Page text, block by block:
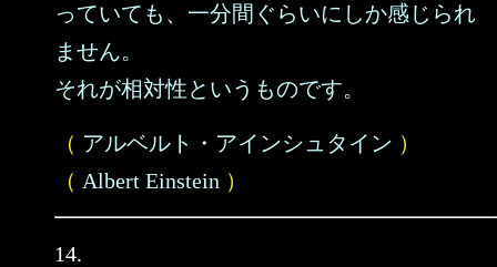
っていても、一分間ぐらいにしか感じられ
ません。
それが相対性というものです。
（ アルベルト・アインシュタイン ）
（ Albert Einstein ）
14.